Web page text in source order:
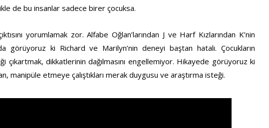
de bu insanlar sadece birer çocuksa.
yorumlamak zor. Alfabe Oğlan’larından J ve Harf Kızlarından K’nin
görüyoruz ki Richard ve Marilyn’nin deneyi baştan hatalı. Çocukların
çıkartmak, dikkatlerinin dağılmasını engellemiyor. Hikayede görüyoruz ki
manipüle etmeye çalıştıkları merak duygusu ve araştırma isteği.